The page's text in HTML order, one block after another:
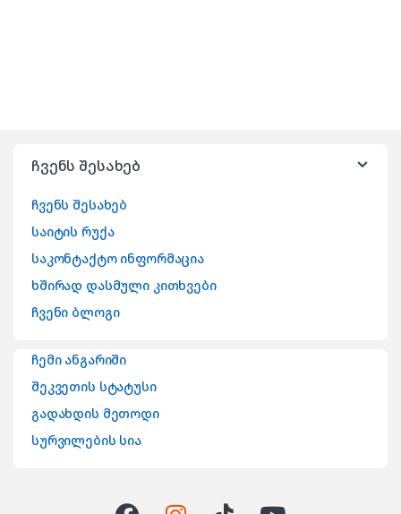
ჩვენს შესახებ
ჩვენს შესახებ
საიტის რუქა
საკონტაქტო ინფორმაცია
ხშირად დასმული კითხვები
ჩვენი ბლოგი
ჩემი ანგარიში
შეკვეთის სტატუსი
გადახდის მეთოდი
სურვილების სია